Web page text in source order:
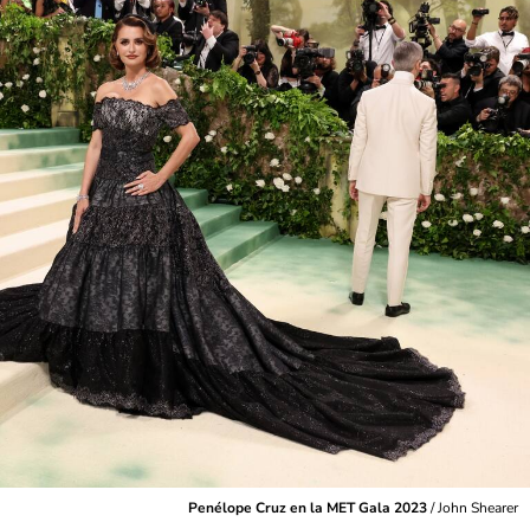
Penélope Cruz en la MET Gala 2023/John Shearer